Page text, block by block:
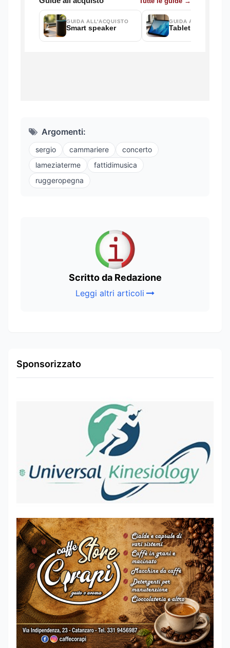
Argomenti:
sergio cammariere
concerto
lameziaterme
fattidimusica
ruggeropegna
Scritto da Redazione
Leggi altri articoli
Sponsorizzato